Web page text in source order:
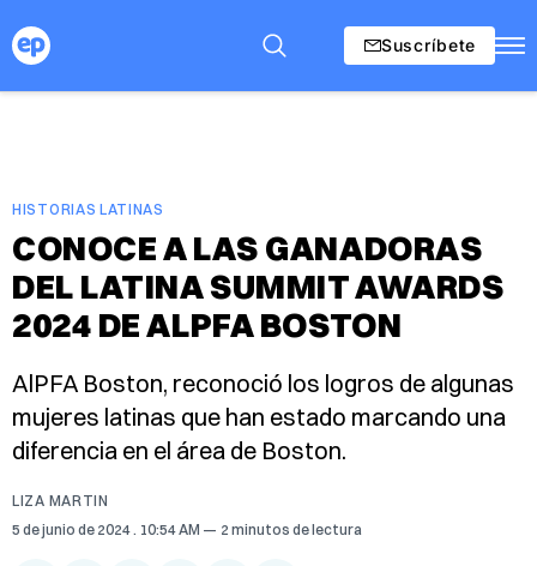
Suscríbete
HISTORIAS LATINAS
CONOCE A LAS GANADORAS
DEL LATINA SUMMIT AWARDS
2024 DE ALPFA BOSTON
AlPFA Boston, reconoció los logros de algunas
mujeres latinas que han estado marcando una
diferencia en el área de Boston.
LIZA MARTIN
5 de junio de 2024 . 10:54 AM 2 minutos de lectura